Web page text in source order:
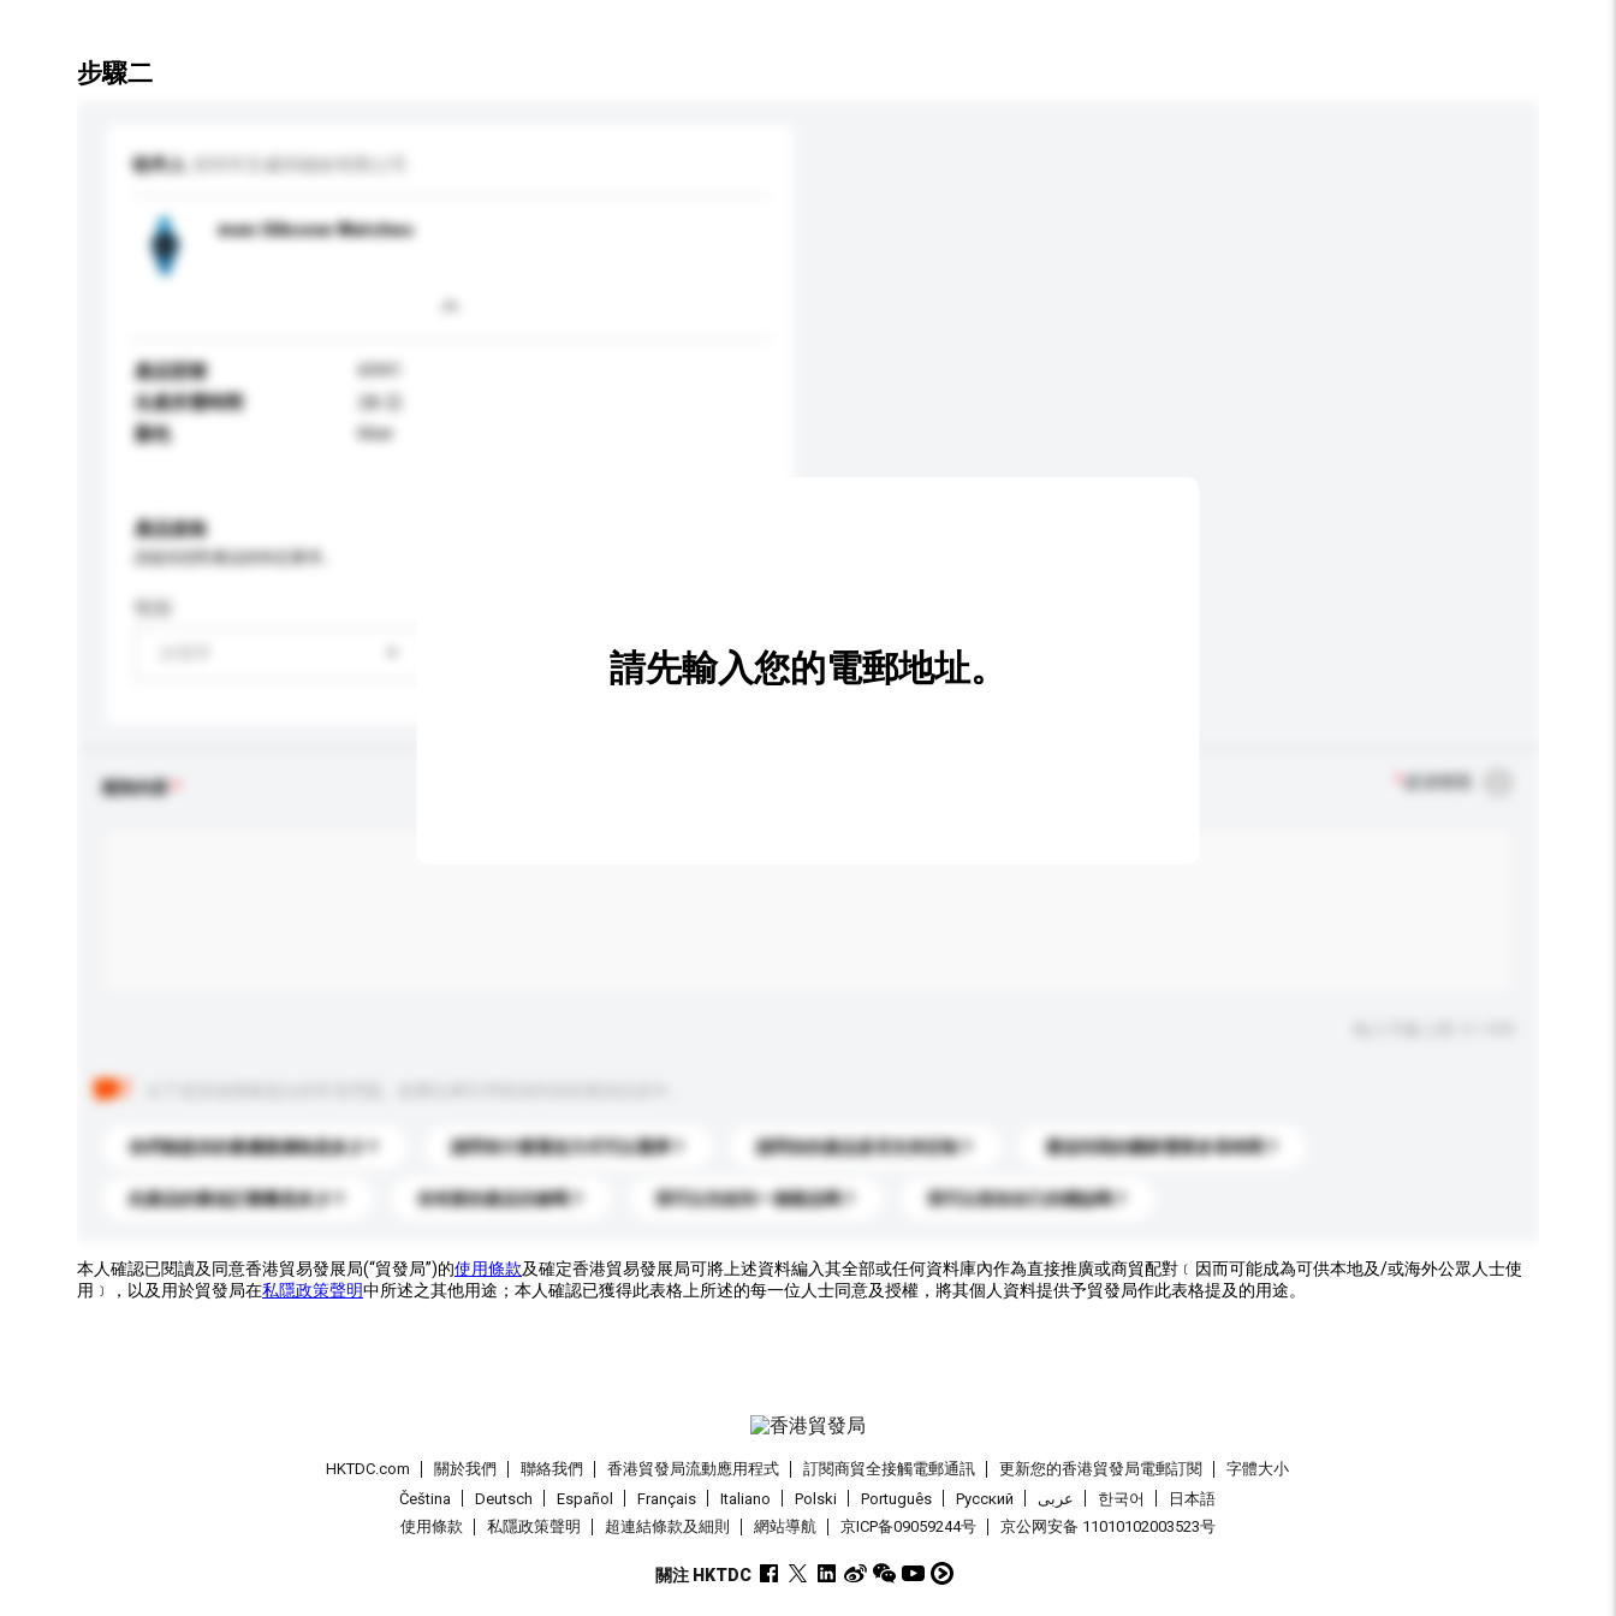
步驟二
收件人
men Silicone Watches
產品型號
6941
生產所需時間
28 日
顏色
blue
產品規格
新增/刪除選項
查詢內容
你們能提供的最優惠價格是多少？ 請問有什麼運送方式可以選擇？ 請問你的產品是否支持定制？ 運送到我的國家需要多長時間？
此產品的最低訂購量是多少？ 你有新的產品目錄嗎？ 我可以先收到一個樣品嗎？ 我可以添加自己的標誌嗎？
請先輸入您的電郵地址。
本人確認已閱讀及同意香港貿易發展局(“貿發局”)的使用條款及確定香港貿易發展局可將上述資料編入其全部或任何資料庫內作為直接推廣或商貿配對﹝因而可能成為可供本地及/或海外公眾人士使
用﹞，以及用於貿發局在私隱政策聲明中所述之其他用途；本人確認已獲得此表格上所述的每一位人士同意及授權，將其個人資料提供予貿發局作此表格提及的用途。
HKTDC.com 關於我們 聯絡我們 香港貿發局流動應用程式 訂閱商貿全接觸電郵通訊 更新您的香港貿發局電郵訂閱
字體大小
Čeština
Deutsch Español Français Italiano Polski Português Pусский عربى 한국어
日本語
使用條款
私隱政策聲明 超連結條款及細則 網站導航 京ICP备09059244号 京公网安备 11010102003523号
關注 HKTDC